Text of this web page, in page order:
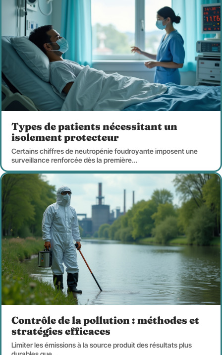
Types de patients nécessitant un
isolement protecteur
Certains chiffres de neutropénie foudroyante imposent une
surveillance renforcée dès la première…
Contrôle de la pollution : méthodes et
stratégies efficaces
Limiter les émissions à la source produit des résultats plus